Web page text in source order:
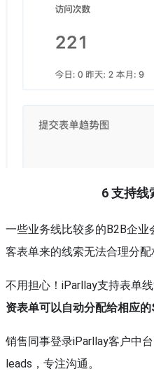
6支持线
一些业务线比较多的B2B企
客表单来的线索无法合理分配
不用担心！iParllay支持表单
资表单可以自动分配给相应的
销售同事登录iParllay客户中
leads，专注沟通。